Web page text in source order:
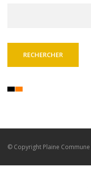
© Copyright Plaine Commune